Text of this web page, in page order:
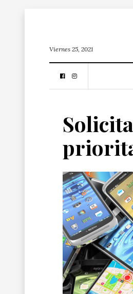
Viernes 25, 2021